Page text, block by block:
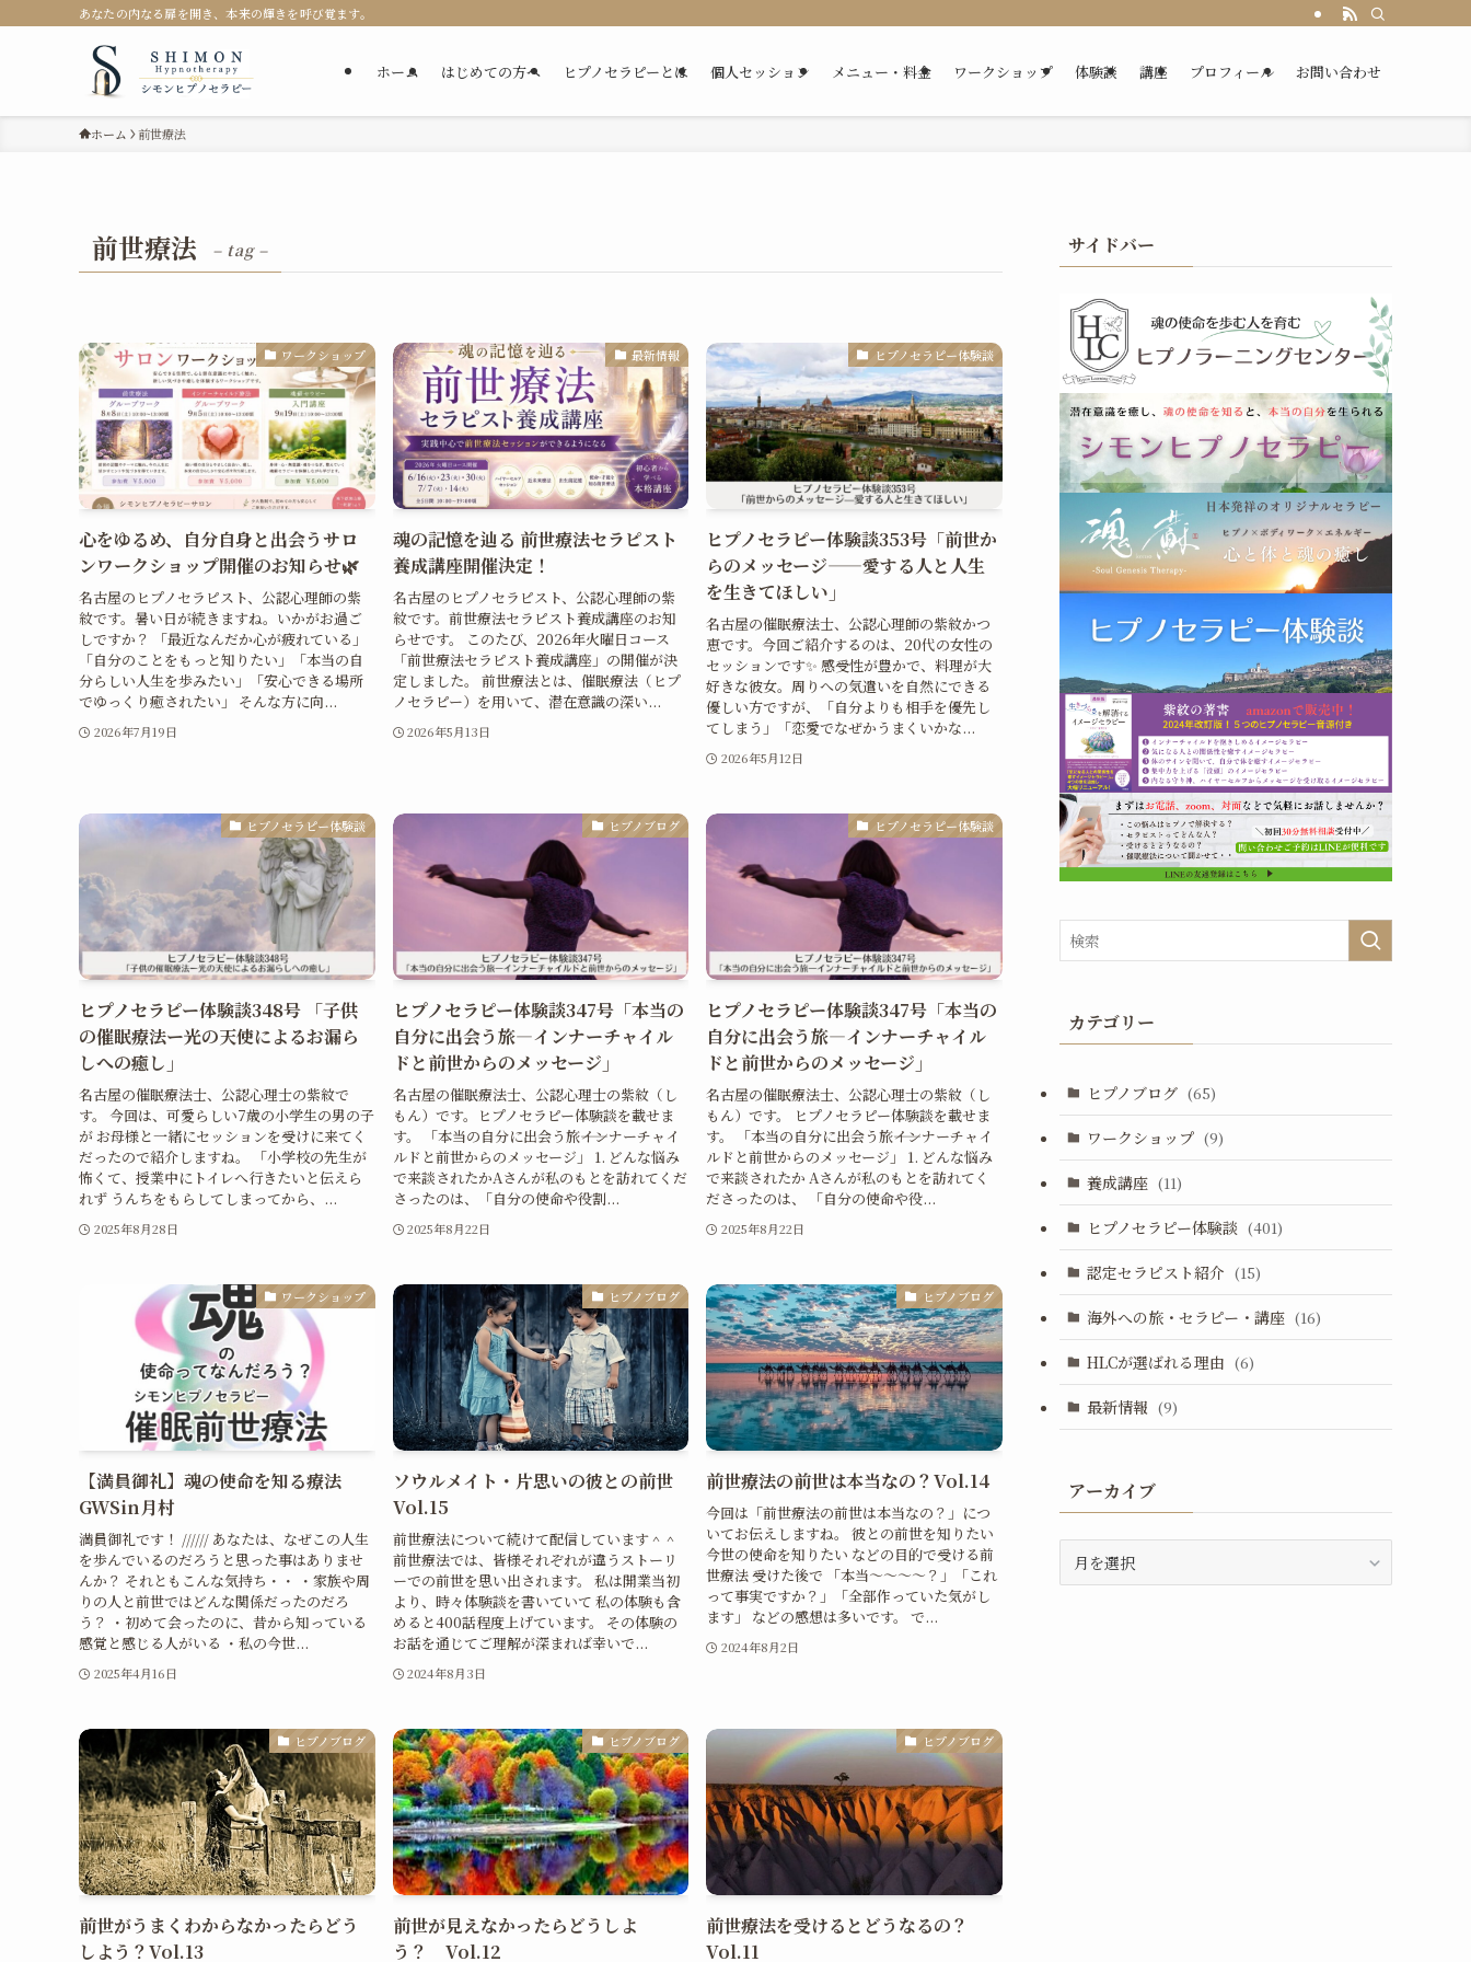
あなたの内なる扉を開き、本来の輝きを呼び覚ます。
ホーム はじめての方へ ヒプノセラピーとは 個人セッション メニュー・料金 ワークショップ 体験談 講座 プロフィール お問い合わせ
ホーム 前世療法
前世療法 – tag –
ワークショップ
心をゆるめ、自分自身と出会うサロ
ンワークショップ開催のお知らせ🌿
名古屋のヒプノセラピスト、公認心理師の紫
紋です。暑い日が続きますね。いかがお過ご
しですか？ 「最近なんだか心が疲れている」
「自分のことをもっと知りたい」「本当の自
分らしい人生を歩みたい」「安心できる場所
でゆっくり癒されたい」 そんな方に向...
2026年7月19日
最新情報
魂の記憶を辿る 前世療法セラピスト
養成講座開催決定！
名古屋のヒプノセラピスト、公認心理師の紫
紋です。前世療法セラピスト養成講座のお知
らせです。 このたび、2026年火曜日コース
「前世療法セラピスト養成講座」の開催が決
定しました。 前世療法とは、催眠療法（ヒプ
ノセラピー）を用いて、潜在意識の深い...
2026年5月13日
ヒプノセラピー体験談
ヒプノセラピー体験談353号「前世か
らのメッセージ——愛する人と人生
を生きてほしい」
名古屋の催眠療法士、公認心理師の紫紋かつ
恵です。今回ご紹介するのは、20代の女性の
セッションです✨ 感受性が豊かで、料理が大
好きな彼女。周りへの気遣いを自然にできる
優しい方ですが、「自分よりも相手を優先し
てしまう」「恋愛でなぜかうまくいかな...
2026年5月12日
ヒプノセラピー体験談
ヒプノセラピー体験談348号 「子供
の催眠療法ー光の天使によるお漏ら
しへの癒し」
名古屋の催眠療法士、公認心理士の紫紋で
す。 今回は、可愛らしい7歳の小学生の男の子
が お母様と一緒にセッションを受けに来てく
だったので紹介しますね。 「小学校の先生が
怖くて、授業中にトイレへ行きたいと伝えら
れず うんちをもらしてしまってから、...
2025年8月28日
ヒプノブログ
ヒプノセラピー体験談347号「本当の
自分に出会う旅―インナーチャイル
ドと前世からのメッセージ」
名古屋の催眠療法士、公認心理士の紫紋（し
もん）です。ヒプノセラピー体験談を載せま
す。 「本当の自分に出会う旅――インナーチャイ
ルドと前世からのメッセージ」 1. どんな悩み
で来談されたかAさんが私のもとを訪れてくだ
さったのは、「自分の使命や役割...
2025年8月22日
ヒプノセラピー体験談
ヒプノセラピー体験談347号「本当の
自分に出会う旅―インナーチャイル
ドと前世からのメッセージ」
名古屋の催眠療法士、公認心理士の紫紋（し
もん）です。 ヒプノセラピー体験談を載せま
す。 「本当の自分に出会う旅――インナーチャイ
ルドと前世からのメッセージ」 1. どんな悩み
で来談されたか Aさんが私のもとを訪れてく
ださったのは、 「自分の使命や役...
2025年8月22日
ワークショップ
【満員御礼】魂の使命を知る療法
GWSin月村
満員御礼です！ ////// あなたは、なぜこの人生
を歩んでいるのだろうと思った事はありませ
んか？ それともこんな気持ち・・ ・家族や周
りの人と前世ではどんな関係だったのだろ
う？ ・初めて会ったのに、昔から知っている
感覚と感じる人がいる ・私の今世...
2025年4月16日
ヒプノブログ
ソウルメイト・片思いの彼との前世
Vol.15
前世療法について続けて配信しています＾＾
前世療法では、皆様それぞれが違うストーリ
ーでの前世を思い出されます。 私は開業当初
より、時々体験談を書いていて 私の体験も含
めると400話程度上げています。 その体験の
お話を通じてご理解が深まれば幸いで...
2024年8月3日
ヒプノブログ
前世療法の前世は本当なの？Vol.14
今回は「前世療法の前世は本当なの？」につ
いてお伝えしますね。 彼との前世を知りたい
今世の使命を知りたい などの目的で受ける前
世療法 受けた後で 「本当〜〜〜〜？」「これ
って事実ですか？」「全部作っていた気がし
ます」 などの感想は多いです。 で...
2024年8月2日
ヒプノブログ
前世がうまくわからなかったらどう
しよう？Vol.13
ヒプノブログ
前世が見えなかったらどうしよ
う？ Vol.12
ヒプノブログ
前世療法を受けるとどうなるの？
Vol.11
サイドバー
カテゴリー
ヒプノブログ (65)
ワークショップ (9)
養成講座 (11)
ヒプノセラピー体験談 (401)
認定セラピスト紹介 (15)
海外への旅・セラピー・講座 (16)
HLCが選ばれる理由 (6)
最新情報 (9)
アーカイブ